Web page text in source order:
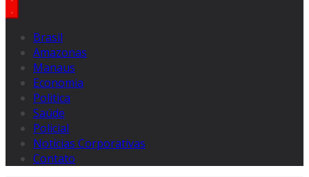
Brasil
Amazonas
Manaus
Economia
Politica
Saúde
Policial
Notícias Corporativas
Contato